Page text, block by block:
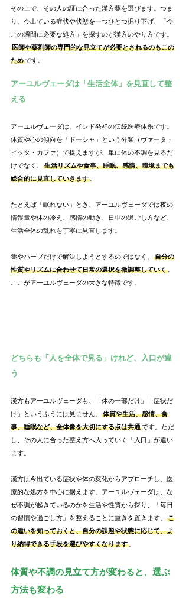
その上で、その人の証に合った漢方薬を選びます。つま
り、今出ている症状や状態を一つひとつ掘り下げ、「今
この瞬間に必要な処方」を探すのが漢方のやり方です。
医師や薬剤師の専門的な見立てが必要とされるのもこの
ためです。
アーユルヴェーダは「生活全体」を見直して整
える
アーユルヴェーダは、インド発祥の伝統医療体系です。
体質や心の傾向を「ドーシャ」という分類（ヴァータ・
ピッタ・カファ）で捉えますが、単に体の不調を見るだ
けでなく、
生活リズムや食事、睡眠、感情、環境までも
総合的に見直していきます 。
たとえば「眠れない」とき、アーユルヴェーダでは夜の
情報量や体の冷え、感情の動き、日中の過ごし方など、
生活全体の乱れを丁寧に見直します。
薬やハーブだけで解決しようとするのではなく、
自分の
性質やリズムに合わせて日常の選択を微調整していく 。
ここがアーユルヴェーダの大きな特徴です。
どちらも「人を全体で見る」けれど、入口が違
う
漢方もアーユルヴェーダも、「体の一部だけ」「症状だ
け」というふうには見ません。
体質や生活、感情、食
事、睡眠など、全体像を大切にする点は共通です。ただ
し、その人に合った整え方へ入っていく「入口」が違い
ます。
漢方は今出ている症状や体の変化からアプローチし、医
療的な処方を中心に据えます。アーユルヴェーダは、な
ぜ不調が起きているのかを生活や性質から探り、「毎日
の習慣や過ごし方」を整えることに重きを置きます。
こ
の違いを知っておくと、自分の課題や状態に応じて、よ
り納得できる手段を選びやすくなります 。
体質や不調の見立て方が変わると、選ぶ
方法も変わる